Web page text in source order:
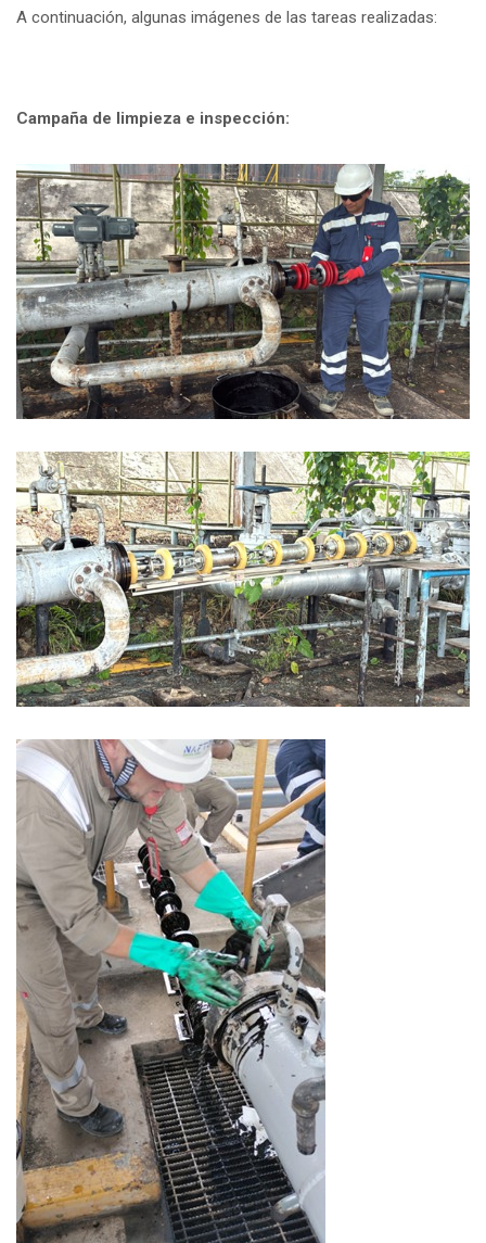
A continuación, algunas imágenes de las tareas realizadas:
Campaña de limpieza e inspección: